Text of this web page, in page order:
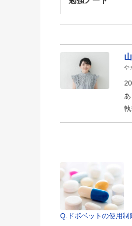
や
Q.ドボベットの使用制